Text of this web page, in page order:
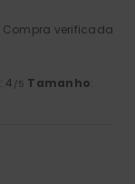
Compra verificada
: 4 /5 Tamanho: